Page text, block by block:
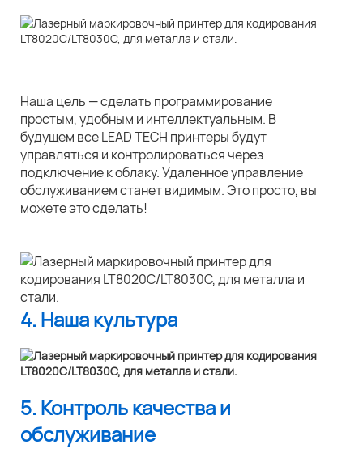
Наша цель — сделать программирование
простым, удобным и интеллектуальным. В
будущем все LEAD TECH принтеры будут
управляться и контролироваться через
подключение к облаку. Удаленное управление
обслуживанием станет видимым. Это просто, вы
можете это сделать!
4. Наша культура
5. Контроль качества и
обслуживание